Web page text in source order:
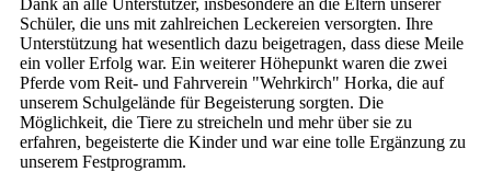
Dank an alle Unterstützer, insbesondere an die Eltern unserer
Schüler, die uns mit zahlreichen Leckereien versorgten. Ihre
Unterstützung hat wesentlich dazu beigetragen, dass diese Meile
ein voller Erfolg war. Ein weiterer Höhepunkt waren die zwei
Pferde vom Reit- und Fahrverein "Wehrkirch" Horka, die auf
unserem Schulgelände für Begeisterung sorgten. Die
Möglichkeit, die Tiere zu streicheln und mehr über sie zu
erfahren, begeisterte die Kinder und war eine tolle Ergänzung zu
unserem Festprogramm.